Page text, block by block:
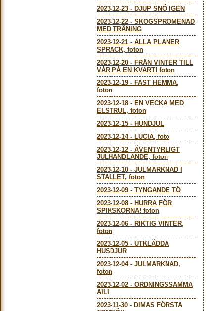
2023-12-23 - DJUP SNÖ IGEN
2023-12-22 - SKOGSPROMENAD
MED TRÄNING
2023-12-21 - ALLA PLANER
SPRACK, foton
2023-12-20 - FRÅN VINTER TILL
VÅR PÅ EN KVART! foton
2023-12-19 - FAST HEMMA,
foton
2023-12-18 - EN VECKA MED
ELSTRUL, foton
2023-12-15 - HUNDJUL
2023-12-14- LUCIA, foto
2023-12-12 - ÄVENTYRLIGT
JULHANDLANDE, foton
2023-12-10 - JULMARKNAD I
STALLET, foton
2023-12-09 - TYNGANDE TÖ
2023-12-08 - HURRA FÖR
SPIKSKORNA! foton
2023-12-06 - RIKTIG VINTER,
foton
2023-12-05 - UTKLÄDDA
HUSDJUR
2023-12-04- JULMARKNAD,
foton
2023-12-02 - ORDNINGSSAMMA
AILI
2023-11-30 - DIMAS FÖRSTA